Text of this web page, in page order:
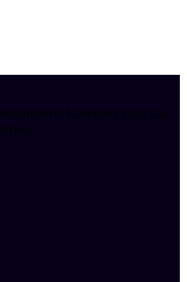
Kalender sind das